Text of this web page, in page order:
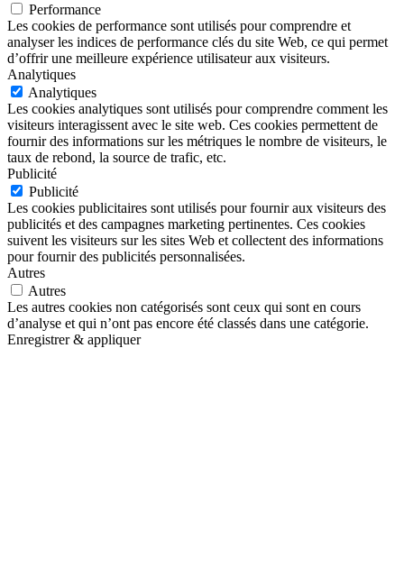
Performance
Les cookies de performance sont utilisés pour comprendre et
analyser les indices de performance clés du site Web, ce qui permet
d’offrir une meilleure expérience utilisateur aux visiteurs.
Analytiques
Analytiques
Les cookies analytiques sont utilisés pour comprendre comment les
visiteurs interagissent avec le site web. Ces cookies permettent de
fournir des informations sur les métriques le nombre de visiteurs, le
taux de rebond, la source de trafic, etc.
Publicité
Publicité
Les cookies publicitaires sont utilisés pour fournir aux visiteurs des
publicités et des campagnes marketing pertinentes. Ces cookies
suivent les visiteurs sur les sites Web et collectent des informations
pour fournir des publicités personnalisées.
Autres
Autres
Les autres cookies non catégorisés sont ceux qui sont en cours
d’analyse et qui n’ont pas encore été classés dans une catégorie.
Enregistrer & appliquer